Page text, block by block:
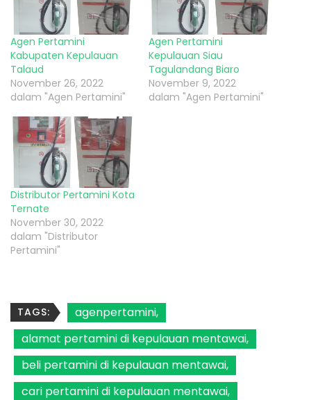
Agen Pertamini
Kabupaten Kepulauan
Talaud
November 26, 2022
dalam "Agen Pertamini"
Agen Pertamini
Kepulauan Siau
Tagulandang Biaro
November 9, 2022
dalam "Agen Pertamini"
Distributor Pertamini Kota
Ternate
November 30, 2022
dalam "Distributor
Pertamini"
TAGS:
agenpertamini
alamat pertamini di kepulauan mentawai
beli pertamini di kepulauan mentawai
cari pertamini di kepulauan mentawai